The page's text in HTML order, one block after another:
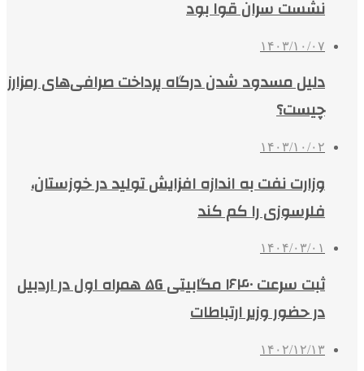
نشست سران قوا بود
۱۴۰۳/۱۰/۰۷
دلیل مسدود شدن درگاه پرداخت صرافی‌های رمزارز
چیست؟
۱۴۰۳/۱۰/۰۲
وزارت نفت به اندازه افزایش تولید در خوزستان،
فلرسوزی را کم کند
۱۴۰۴/۰۳/۰۱
ثبت سرعت ۱۶۴۰ مگابیتی ۵G همراه اول در اردبیل
در حضور وزیر ارتباطات
۱۴۰۲/۱۲/۱۳